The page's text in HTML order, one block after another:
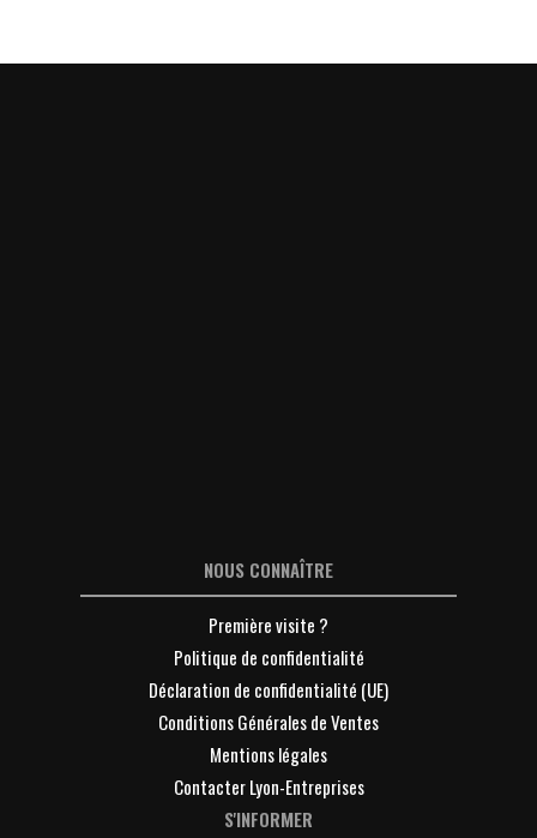
NOUS CONNAÎTRE
Première visite ?
Politique de confidentialité
Déclaration de confidentialité (UE)
Conditions Générales de Ventes
Mentions légales
Contacter Lyon-Entreprises
S'INFORMER